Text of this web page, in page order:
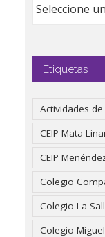
Etiquetas
Actividades
CEIP Mata
CEIP
Colegio
Colegio La
Colegio